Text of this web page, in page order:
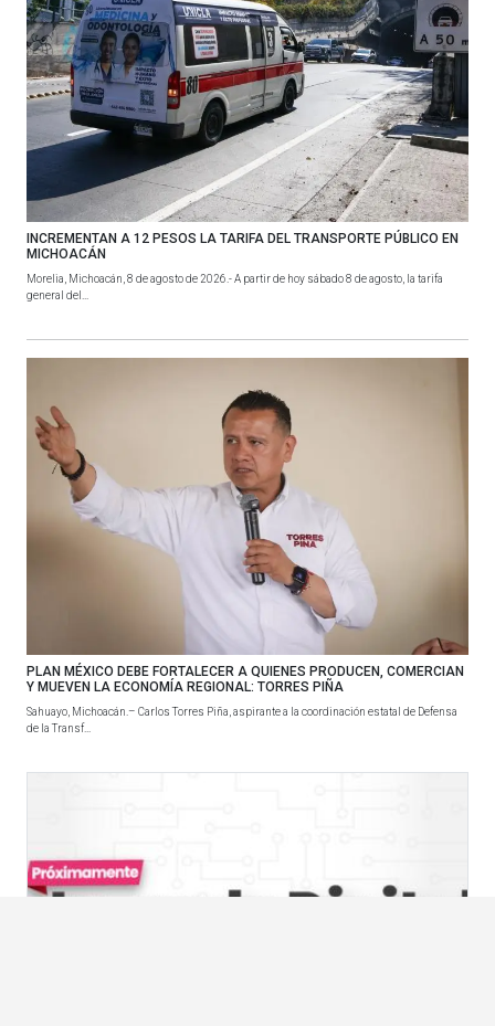
INCREMENTAN A 12 PESOS LA TARIFA DEL TRANSPORTE PÚBLICO EN
MICHOACÁN
Morelia, Michoacán, 8 de agosto de 2026.- A partir de hoy sábado 8 de agosto, la tarifa
general del...
PLAN MÉXICO DEBE FORTALECER A QUIENES PRODUCEN, COMERCIAN
Y MUEVEN LA ECONOMÍA REGIONAL: TORRES PIÑA
Sahuayo, Michoacán.– Carlos Torres Piña, aspirante a la coordinación estatal de Defensa
de la Transf...